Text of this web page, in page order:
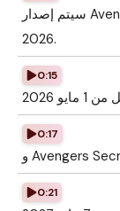
سيتم إصدار Avengers Doomsday في 18 كانون الأول/ديسمبر
2026.
0:15
0:17
0:21